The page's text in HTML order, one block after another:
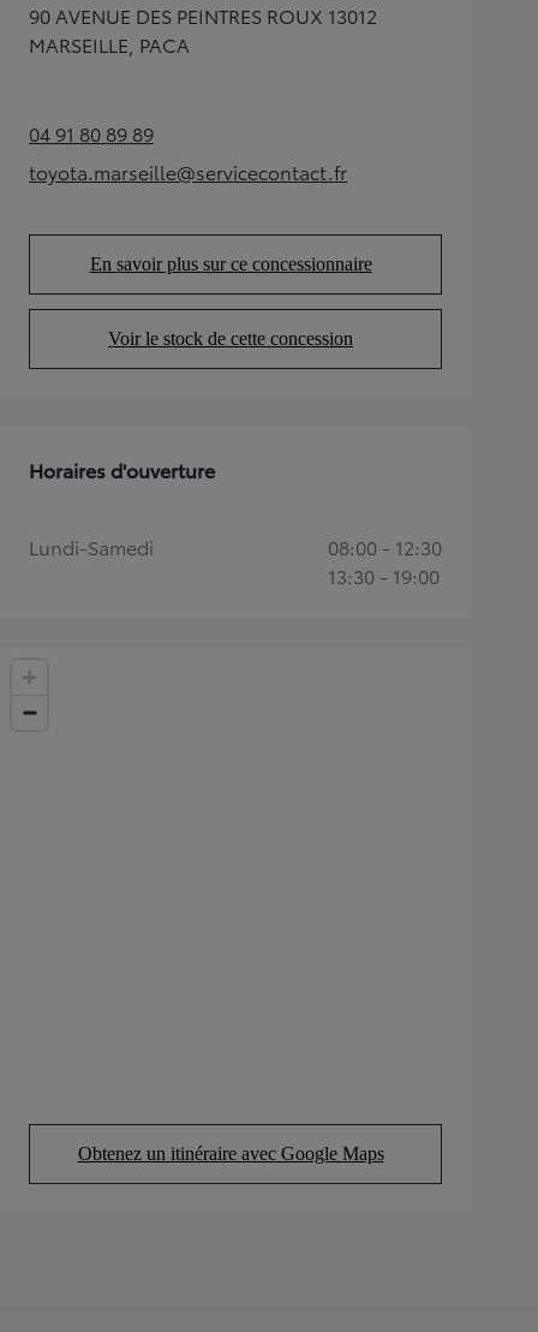
90 AVENUE DES PEINTRES ROUX 13012
MARSEILLE, PACA
04 91 80 89 89(Opens in new tab)
toyota.marseille@servicecontact.fr
(Opens in new tab)
En savoir plus sur ce concessionnaire
(Opens in new tab)
Voir le stock de cette concession
(Opens in new tab)
Obtenez un itinéraire avec Google Maps
(Opens in new tab)
Horaires d'ouverture
Lundi-Samedi
08:00 - 12:30
13:30 - 19:00